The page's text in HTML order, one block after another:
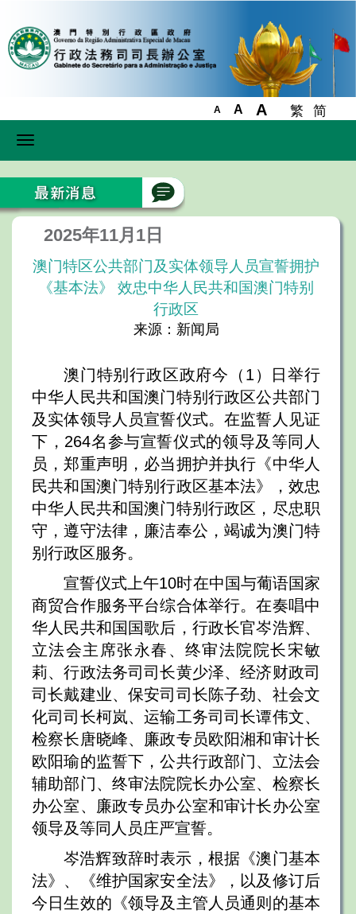
A A A 繁 简
Toggle
2025年11月1日
澳门特区公共部门及实体领导人员宣誓拥护
《基本法》 效忠中华人民共和国澳门特别
行政区
来源：新闻局
澳门特别行政区政府今（1）日举行
中华人民共和国澳门特别行政区公共部门
及实体领导人员宣誓仪式。在监誓人见证
下，264名参与宣誓仪式的领导及等同人
员，郑重声明，必当拥护并执行《中华人
民共和国澳门特别行政区基本法》，效忠
中华人民共和国澳门特别行政区，尽忠职
守，遵守法律，廉洁奉公，竭诚为澳门特
别行政区服务。
宣誓仪式上午10时在中国与葡语国家
商贸合作服务平台综合体举行。在奏唱中
华人民共和国国歌后，行政长官岑浩辉、
立法会主席张永春、终审法院院长宋敏
莉、行政法务司司长黄少泽、经济财政司
司长戴建业、保安司司长陈子劲、社会文
化司司长柯岚、运输工务司司长谭伟文、
检察长唐晓峰、廉政专员欧阳湘和审计长
欧阳瑜的监誓下，公共行政部门、立法会
辅助部门、终审法院院长办公室、检察长
办公室、廉政专员办公室和审计长办公室
领导及等同人员庄严宣誓。
岑浩辉致辞时表示，根据《澳门基本
法》、《维护国家安全法》，以及修订后
今日生效的《领导及主管人员通则的基本